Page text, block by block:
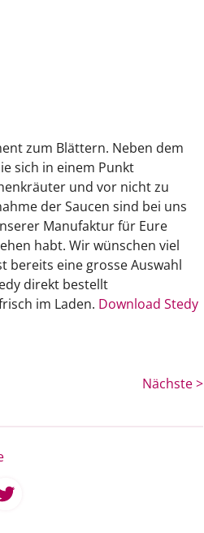
zum Blättern. Neben dem
sich in einem Punkt
und vor nicht zu
der Saucen sind bei uns
Manufaktur für Eure
habt. Wir wünschen viel
bereits eine grosse Auswahl
direkt bestellt
im Laden. Download Stedy
Nächste >